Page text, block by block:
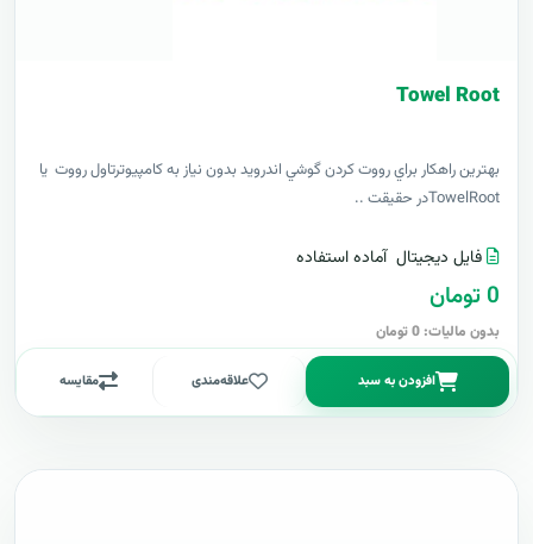
Towel Root
بهترين راهکار براي رووت کردن گوشي اندرويد بدون نياز به کامپيوترتاول رووت يا
TowelRootدر حقيقت ..
فایل دیجیتال آماده استفاده
0 تومان
بدون مالیات: 0 تومان
افزودن به سبد علاقه‌مندی مقایسه